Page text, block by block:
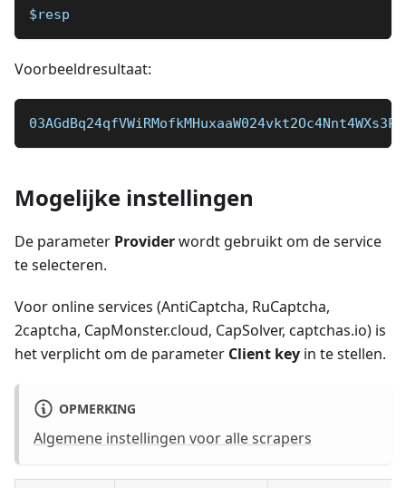
$resp
Voorbeeldresultaat:
Mogelijke instellingen
De parameter Providerwordt gebruikt om de service
te selecteren.
Voor online services (AntiCaptcha, RuCaptcha,
2captcha, CapMonster.cloud, CapSolver, captchas.io) is
het verplicht om de parameter Client key in te stellen.
OPMERKING
Algemene instellingen voor alle scrapers